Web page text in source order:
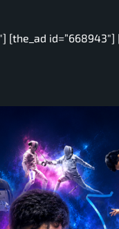
[the_ad id=”668943″]